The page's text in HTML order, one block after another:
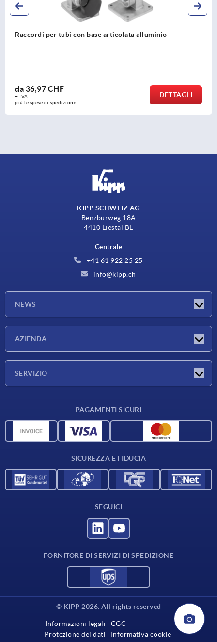
Raccordi per tubi a snodo, alluminio, diritti, con
da19,43 CHF
+ IVA
più le spese di spedizione
DETTAGLI
KIPP SCHWEIZ AG
Benzburweg 18A
4410 Liestal BL
Centrale
+41 61 922 25 25
info@kipp.ch
NEWS
AZIENDA
SERVIZIO
Dati CAD
PAGAMENTI SICURI
SICUREZZA E FIDUCIA
SEGUICI
FORNITORE DI SERVIZI DI SPEDIZIONE
© KIPP 2026. All rights reserved
Informazioni legali
CGC
Protezione dei dati
Informativa cookie